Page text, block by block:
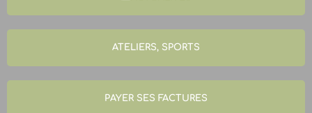
ATELIERS, SPORTS
PAYER SES FACTURES